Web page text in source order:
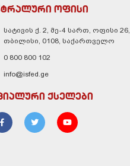
ოფისი
სატივის ქ. 2, მე-4 სართ, ოფისი 26,
თბილისი, 0108, საქართველო
0 800 800 102
info@isfed.ge
ქსელები